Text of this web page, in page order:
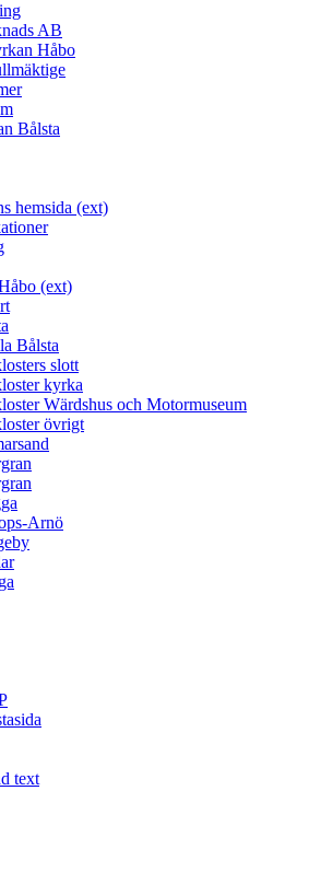
AB
Håbo
Bålsta
hemsida (ext)
(ext)
Bålsta
slott
kyrka
Wärdshus och Motormuseum
övrigt
Arnö
text